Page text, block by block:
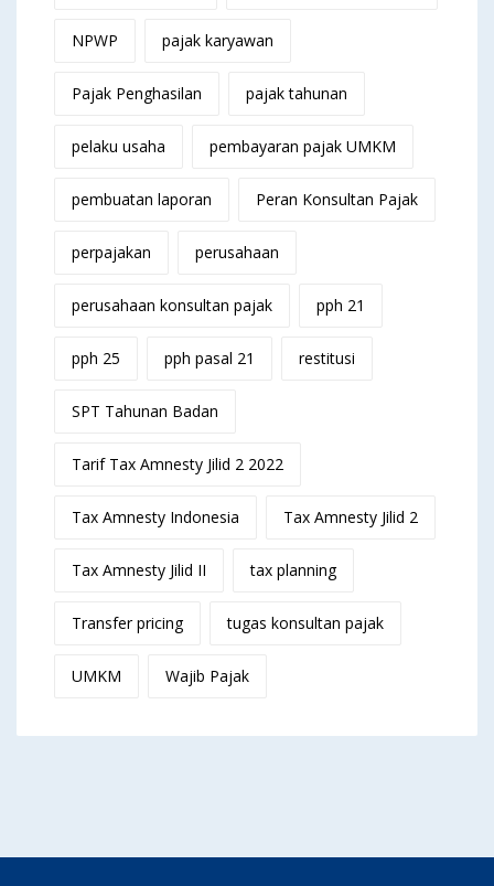
NPWP pajak karyawan
Pajak Penghasilan pajak tahunan
pelaku usaha pembayaran pajak UMKM
pembuatan laporan Peran Konsultan Pajak
perpajakan perusahaan
perusahaan konsultan pajak pph 21
pph 25 pph pasal 21 restitusi
SPT Tahunan Badan
Tarif Tax Amnesty Jilid 2 2022
Tax Amnesty Indonesia Tax Amnesty Jilid 2
Tax Amnesty Jilid II tax planning
Transfer pricing tugas konsultan pajak
UMKM Wajib Pajak